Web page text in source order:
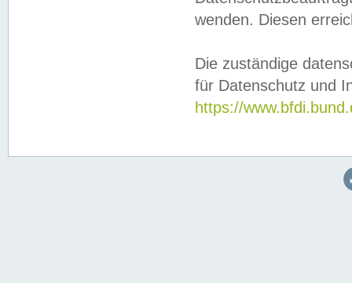
wenden. Diesen
Die zuständige
für Datenschutz und
https://